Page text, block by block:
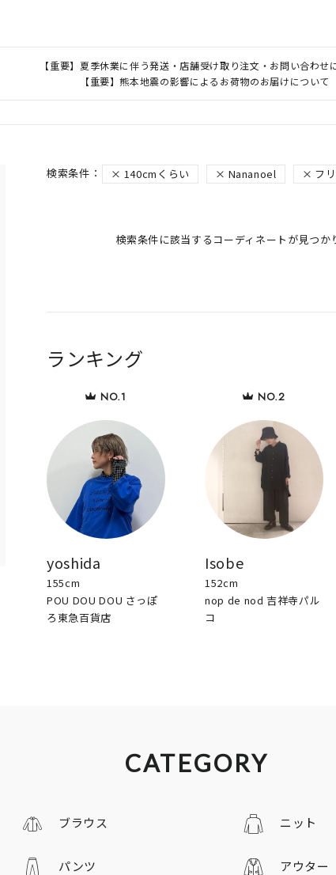
【重要】夏季休業に伴う発送・店舗受け取り注文・お問い合わせ
【重要】熊本地震の影響によるお荷物のお届けについて
140cmくらい Nananoel フ
検索条件に該当するコーディネートが見つか
ランキング
yoshida
155cm
POU DOU DOU さっぽ
ろ東急百貨店
Isobe
152cm
nop de nod 吉祥寺パル
コ
CATEGORY
ブラウス ニット
パンツ アウター